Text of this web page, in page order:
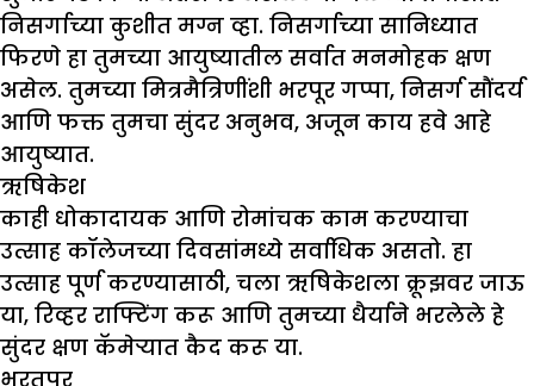
निसर्गाच्या कुशीत मग्न व्हा. निसर्गाच्या सानिध्यात
फिरणे हा तुमच्या आयुष्यातील सर्वात मनमोहक क्षण
असेल. तुमच्या मित्रमैत्रिणींशी भरपूर गप्पा, निसर्ग सौंदर्य
आणि फक्त तुमचा सुंदर अनुभव, अजून काय हवे आहे
आयुष्यात.
ऋषिकेश
काही धोकादायक आणि रोमांचक काम करण्याचा
उत्साह कॉलेजच्या दिवसांमध्ये सर्वाधिक असतो. हा
उत्साह पूर्ण करण्यासाठी, चला ऋषिकेशला क्रूझवर जाऊ
या, रिव्हर राफ्टिंग करू आणि तुमच्या धैर्याने भरलेले हे
सुंदर क्षण कॅमेऱ्यात कैद करू या.
भरतपूर